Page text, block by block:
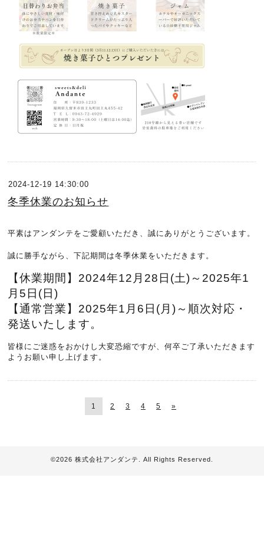
2024-12-19 14:30:00
冬季休業のお知らせ
平素はアンダンテをご愛顧いただき、誠にありがとうございます。
誠に勝手ながら、下記期間は冬季休業をいただきます。
【休業期間】 2024年12月28日(土)～2025年1
月5日(日)
【通常営業】2025年1月6日(月)～順次対応・
発送いたします。
皆様にご迷惑をおかけし大変恐縮ですが、何卒ご了承いただきます
ようお願い申し上げます。
1 2 3 4 5 »
©2026 株式会社アンダンテ . All Rights Reserved.